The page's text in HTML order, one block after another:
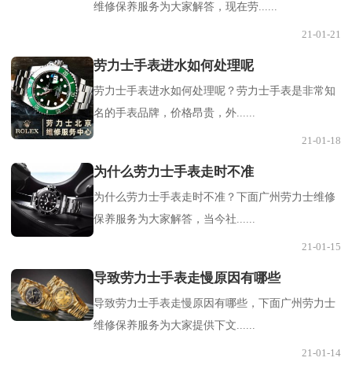
维修保养服务为大家解答，现在劳......
21-01-21
劳力士手表进水如何处理呢
劳力士手表进水如何处理呢？劳力士手表是非常知
名的手表品牌，价格昂贵，外......
21-01-18
为什么劳力士手表走时不准
为什么劳力士手表走时不准？下面广州劳力士维修
保养服务为大家解答，当今社......
21-01-15
导致劳力士手表走慢原因有哪些
导致劳力士手表走慢原因有哪些，下面广州劳力士
维修保养服务为大家提供下文......
21-01-14